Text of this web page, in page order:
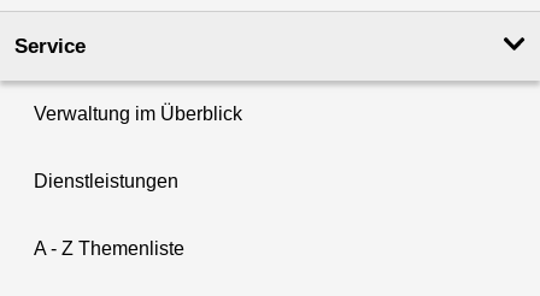
Service
Verwaltung im Überblick
Dienstleistungen
A - Z Themenliste